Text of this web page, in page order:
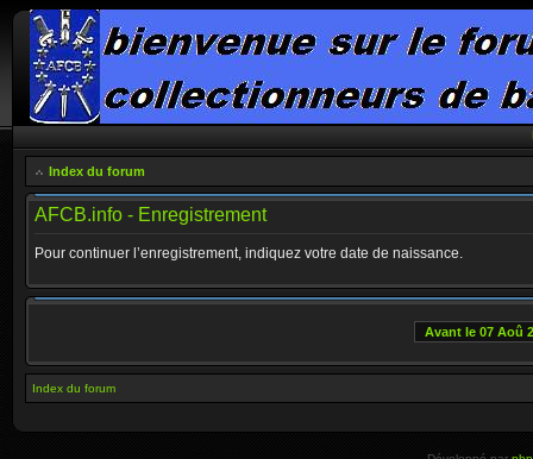
Index du forum
AFCB.info - Enregistrement
Pour continuer l’enregistrement, indiquez votre date de naissance.
Avant le 07 Aoû
Index du forum